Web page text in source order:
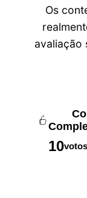
Os
avaliação
10